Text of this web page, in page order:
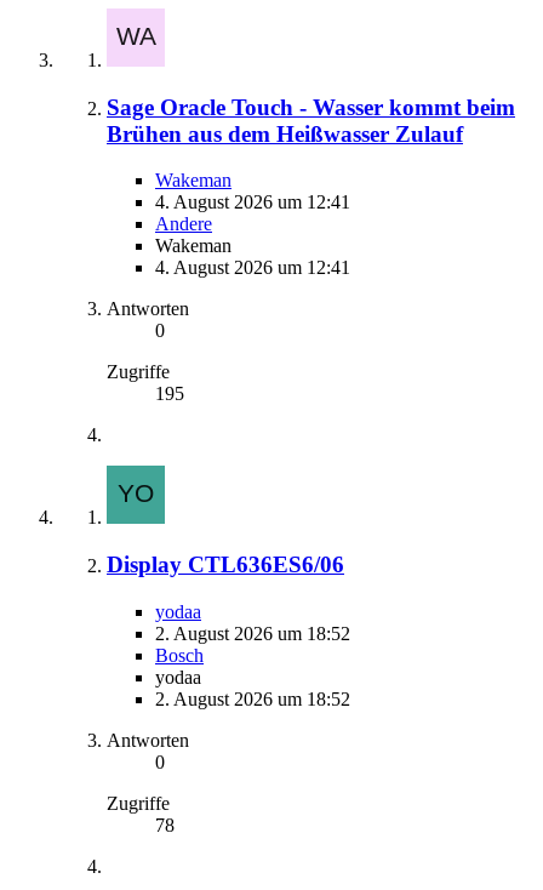
Sage Oracle Touch - Wasser kommt beim
Brühen aus dem Heißwasser Zulauf
Wakeman
4. August 2026 um 12:41
Andere
Wakeman
4. August 2026 um 12:41
Antworten
0
Zugriffe
195
Display CTL636ES6/06
yodaa
2. August 2026 um 18:52
Bosch
yodaa
2. August 2026 um 18:52
Antworten
0
Zugriffe
78